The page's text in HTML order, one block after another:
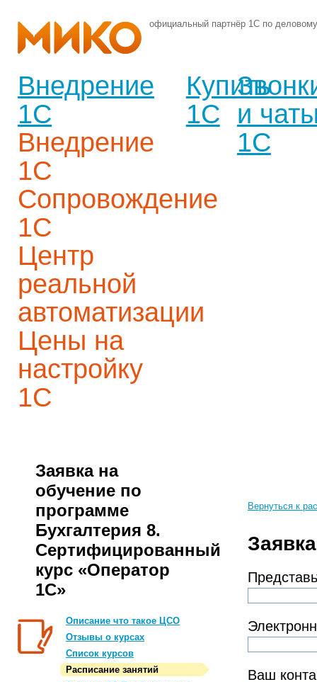
официальный партнёр 1С по
Внедрение
1С
Внедрение
1С
Сопровождение
1С
Центр
реальной
автоматизации
Цены на
настройку
1С
Купить
1С
и
1С
Заявка на
обучение по
программе
Бухгалтерия 8.
Сертифицированный
курс «Оператор
1С»
Описание что такое ЦСО
Отзывы о курсах
Список курсов
Расписание занятий
Вернуться к
Ваш